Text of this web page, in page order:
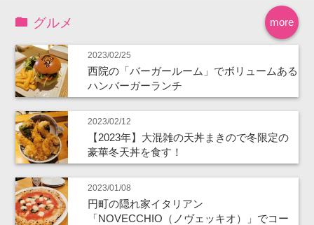
more
グルメ
2023/02/25
西院の「バーガールーム」でボリュームある
ハンバーガーランチ
2023/02/12
【2023年】大混雑の天丼まきので冬限定の
豪華冬天丼を食す！
2023/01/08
円町の隠れ家イタリアン
「NOVECCHIO（ノヴェッキオ）」でコー